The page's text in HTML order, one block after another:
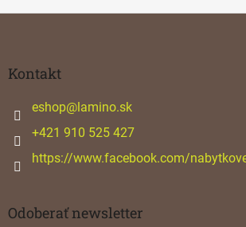
Kontakt
eshop@ lamino.sk
+421 910 525 427
https://www.facebook.com/
Odoberať newsletter